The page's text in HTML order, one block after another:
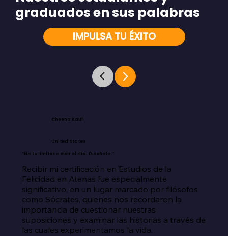
IMPULSA TU ÉXITO
graduados en sus palabras
Cheena Kaul
United States
“No te limites a vivir el día. Diseñalo.”
Recibir mi certificación en Estudios de la
Felicidad en Atenas fue especialmente
significativo, en un lugar marcado por filósofos
como Sócrates, quienes nos recordaron la
importancia de cuestionar nuestras
suposiciones y examinar las historias a través de
las cuales experimentamos la vida.